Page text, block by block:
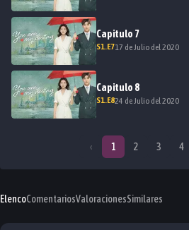
Capitulo 7
S1.E717 de Julio del 2020
Capitulo 8
S1.E824 de Julio del 2020
‹ 1 2 3 4
ElencoComentariosValoracionesSimilares